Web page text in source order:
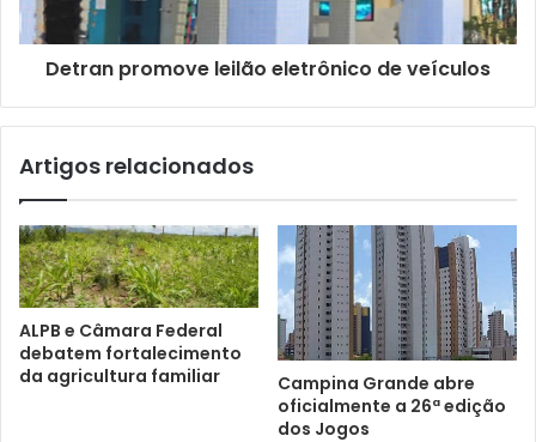
Detran promove leilão eletrônico de veículos
Artigos relacionados
ALPB e Câmara Federal
debatem fortalecimento
da agricultura familiar
Campina Grande abre
oficialmente a 26ª edição
dos Jogos